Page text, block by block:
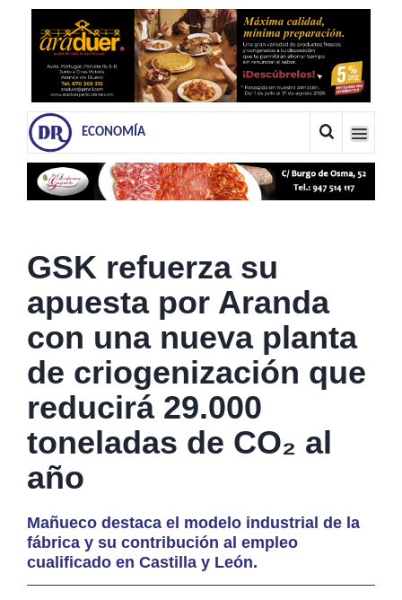
ECONOMÍA
GSK refuerza su
apuesta por Aranda
con una nueva planta
de criogenización que
reducirá 29.000
toneladas de CO₂ al
año
Mañueco destaca el modelo industrial de la
fábrica y su contribución al empleo
cualificado en Castilla y León.